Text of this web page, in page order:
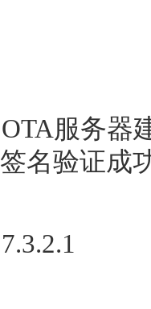
服务器
名验证成